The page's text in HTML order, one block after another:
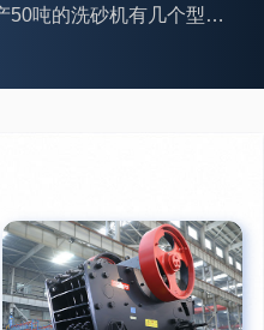
询一条生产线，你们能做吗？
颚式破碎机带不带电机？
能破碎吗？推荐用什么机器？
小时产能多大？是用电的还是燃油的？
右的制砂机大概什么价位？
英砂全套设备有哪些？